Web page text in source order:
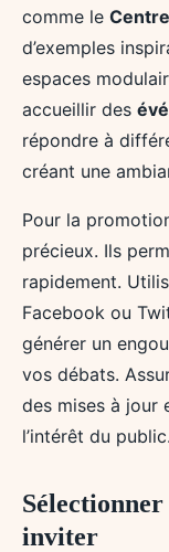
comme le
d’exemples
espaces
accueillir des
répondre à
créant une
Pour la
précieux. Ils
rapidement.
Facebook ou
générer un
vos débats.
des mises à jour
l’intérêt du public.
Sélectionner
inviter